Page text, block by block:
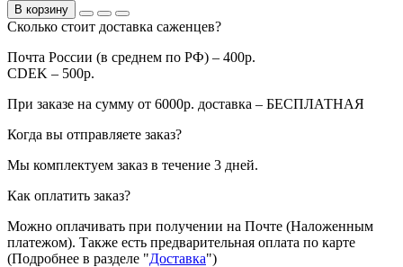
В корзину
Сколько стоит доставка саженцев?
Почта России (в среднем по РФ) – 400р.
CDEK – 500р.
При заказе на сумму от 6000р. доставка – БЕСПЛАТНАЯ
Когда вы отправляете заказ?
Мы комплектуем заказ в течение 3 дней.
Как оплатить заказ?
Можно оплачивать при получении на Почте (Наложенным
платежом). Также есть предварительная оплата по карте
(Подробнее в разделе "Доставка")